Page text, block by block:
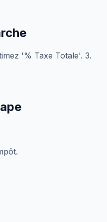
'% Taxe Totale'. 3.